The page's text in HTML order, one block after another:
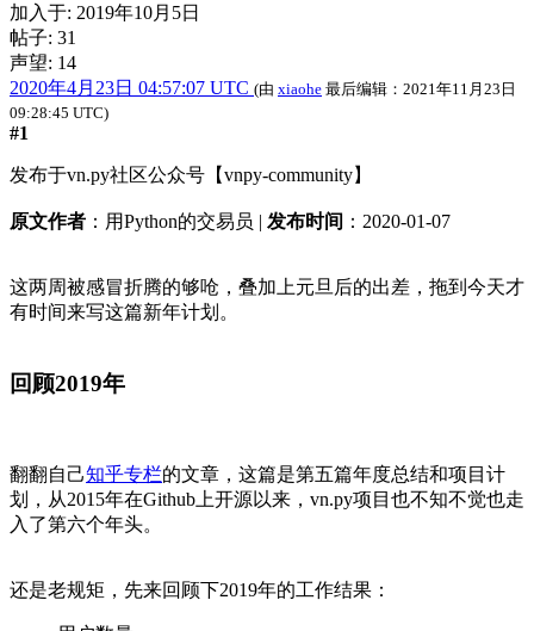
加入于: 2019年10月5日
帖子: 31
声望: 14
2020年4月23日 04:57:07 UTC (由 xiaohe 最后编辑： 2021年11月23日
09:28:45 UTC)
#1
发布于vn.py社区公众号【vnpy-community】
原文作者 ：用Python的交易员 | 发布时间 ：2020-01-07
这两周被感冒折腾的够呛，叠加上元旦后的出差，拖到今天才
有时间来写这篇新年计划。
回顾2019年
翻翻自己知乎专栏的文章，这篇是第五篇年度总结和项目计
划，从2015年在Github上开源以来，vn.py项目也不知不觉也走
入了第六个年头。
还是老规矩，先来回顾下2019年的工作结果：